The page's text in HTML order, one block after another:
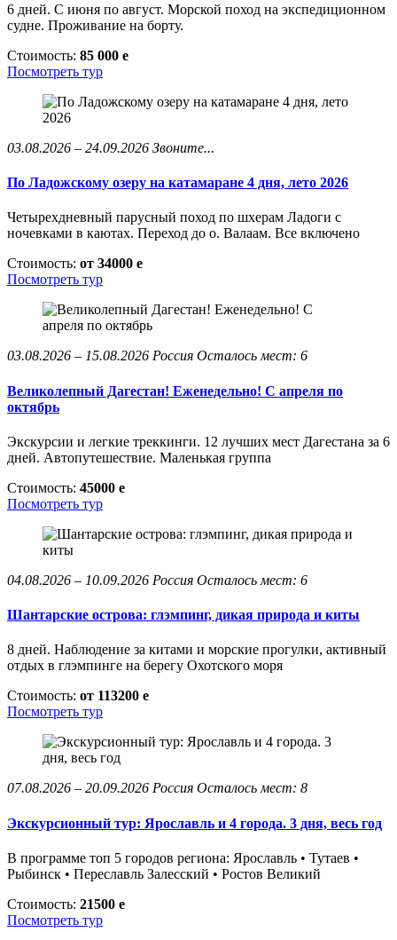
6 дней. С июня по август. Морской поход на экспедиционном
судне. Проживание на борту.
Стоимость: 85 000 e
Посмотреть тур
03.08.2026 – 24.09.2026 Звоните...
По Ладожскому озеру на катамаране 4 дня, лето 2026
Четырехдневный парусный поход по шхерам Ладоги с
ночевками в каютах. Переход до о. Валаам. Все включено
Стоимость: от 34000 e
Посмотреть тур
03.08.2026 – 15.08.2026 Россия Осталось мест: 6
Великолепный Дагестан! Еженедельно! С апреля по
октябрь
Экскурсии и легкие треккинги. 12 лучших мест Дагестана за 6
дней. Автопутешествие. Маленькая группа
Стоимость: 45000 e
Посмотреть тур
04.08.2026 – 10.09.2026 Россия Осталось мест: 6
Шантарские острова: глэмпинг, дикая природа и киты
8 дней. Наблюдение за китами и морские прогулки, активный
отдых в глэмпинге на берегу Охотского моря
Стоимость: от 113200 e
Посмотреть тур
07.08.2026 – 20.09.2026 Россия Осталось мест: 8
Экскурсионный тур: Ярославль и 4 города. 3 дня, весь год
В программе топ 5 городов региона: Ярославль • Тутаев •
Рыбинск • Переславль Залесский • Ростов Великий
Стоимость: 21500 e
Посмотреть тур